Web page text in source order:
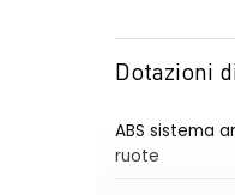
Dotazioni
ABS sistema
ruote